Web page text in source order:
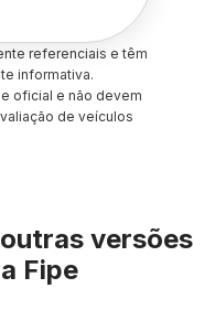
referenciais e têm
informativa.
oficial e não devem
de veículos
versões
Fipe